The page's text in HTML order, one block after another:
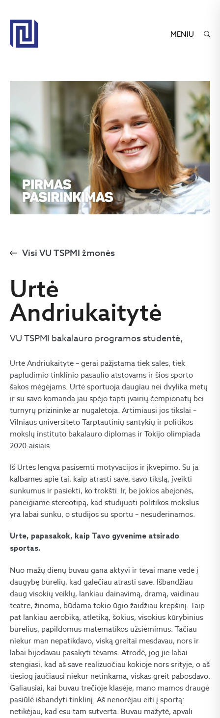
MENIU
Visi VU TSPMI žmonės
Urtė
Andriukaitytė
VU TSPMI bakalauro programos studentė,
Urtė Andriukaitytė – gerai pažįstama tiek salės, tiek
paplūdimio tinklinio pasaulio atstovams ir šios sporto
šakos mėgėjams. Urtė sportuoja daugiau nei dvylika metų
ir su savo komanda jau spėjo tapti įvairių čempionatų bei
turnyrų prizininke ar nugalėtoja. Artimiausi jos tikslai –
Vilniaus universiteto Tarptautinių santykių ir politikos
mokslų instituto bakalauro diplomas ir Tokijo olimpiada
2020-aisiais.
Iš Urtės lengva pasisemti motyvacijos ir įkvėpimo. Su ja
kalbamės apie tai, kaip atrasti save, savo tikslą, įveikti
sunkumus ir pasiekti, ko trokšti. Ir, be jokios abejonės,
paneigiame stereotipą, kad studijuoti politikos mokslus
yra labai sunku, o studijos su sportu – nesuderinamos.
Urte, papasakok, kaip Tavo gyvenime atsirado
sportas.
Nuo mažų dienų buvau gana aktyvi ir tėvai mane vedė į
daugybę būrelių, kad galėčiau atrasti save. Išbandžiau
daug visokių veiklų, lankiau dainavimą, dramą, vaidinau
teatre, žinoma, būdama tokio ūgio žaidžiau krepšinį. Taip
pat lankiau aerobiką, atletiką, šokius, visokius kūrybinius
būrelius, papildomus matematikos užsiėmimus. Tačiau
niekur man nepatikdavo, viską greitai mesdavau, nors ir
labai bijodavau pasakyti tėvams. Atrodė, jog jie labai
stengiasi, kad aš save realizuočiau kokioje nors srityje, o aš
tiesiog jaučiausi niekur netinkama, viskas greit pabosdavo.
Galiausiai, kai buvau trečioje klasėje, mano mamos draugė
pasiūlė išbandyti tinklinį. Aš nenorėjau eiti į sportą:
netikėjau, kad esu tam sutverta. Buvau mažytė, apvali